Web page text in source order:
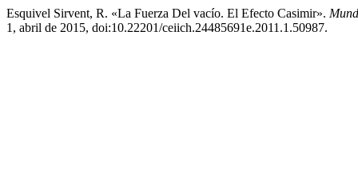
Esquivel Sirvent, R. «La Fuerza Del vacío. El Efecto Casimir».
1, abril de 2015, doi:10.22201/ceiich.24485691e.2011.1.50987.